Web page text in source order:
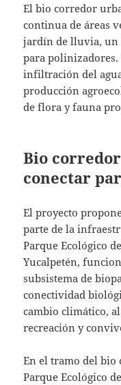
El bio corredor
continua de áreas
jardín de lluvia,
para polinizadores.
infiltración del
producción
de flora y fauna
Bio
conectar
El proyecto
parte de la
Parque Ecológico
Yucalpetén,
subsistema de
conectividad
cambio climático,
recreación y
En el tramo del
Parque Ecológico